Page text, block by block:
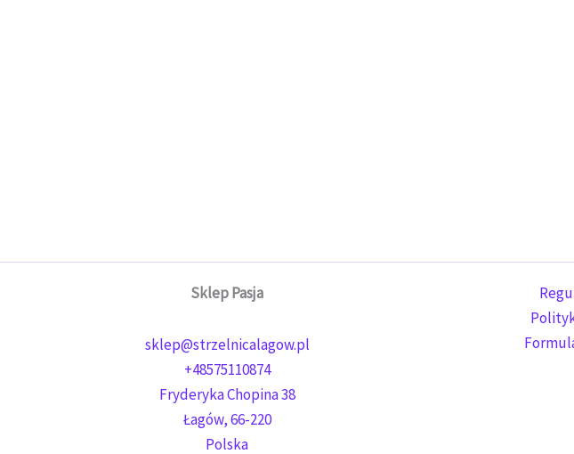
Sklep Pasja
sklep@strzelnicalagow.pl
+48575110874
Fryderyka Chopina 38
Łagów,66-220
Polska